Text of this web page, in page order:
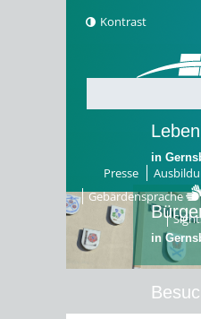
Kontrast
Presse
Gebärdensprache
Leben
in
in